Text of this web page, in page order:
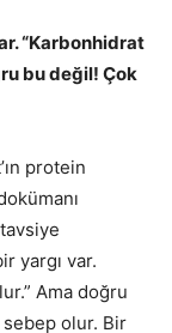
“Karbonhidrat
bu değil! Çok
protein
yargı var.
Ama doğru
sebep olur. Bir